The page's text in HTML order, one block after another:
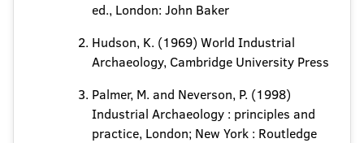
ed., London: John Baker
Hudson, K. (1969) World Industrial
Archaeology, Cambridge University Press
Palmer, M. and Neverson, P. (1998)
Industrial Archaeology : principles and
practice, London; New York : Routledge